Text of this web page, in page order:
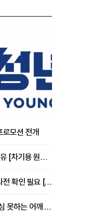
모션 전개
허리 MRI는 정상인데 계속 아픈 이유 [차기용 원장 칼럼]
휴가철 건강검진, 금식·복용약 등 사전 확인 필요 [정도감 원장 칼럼]
"40대인데 오십견?"...3040도 안심 못하는 어깨 유착성 관절낭염